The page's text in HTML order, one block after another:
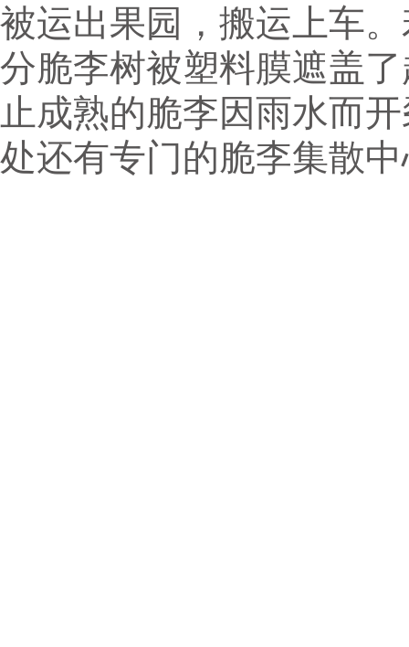
被运出果园，搬运上车
分脆李树被塑料膜遮盖
止成熟的脆李因雨水而
处还有专门的脆李集散